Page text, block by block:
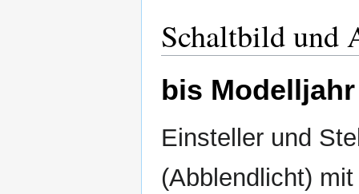
Schaltbild und
bis Modelljahr
Einsteller und
(Abblendlicht)